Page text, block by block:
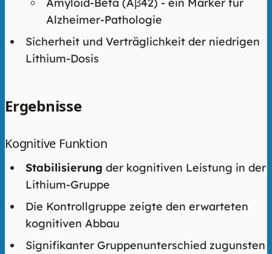
Alzheimer-Pathologie
Sicherheit und Verträglichkeit der niedrigen
Lithium-Dosis
Ergebnisse
Kognitive Funktion
Stabilisierung der kognitiven Leistung in der
Lithium-Gruppe
Die Kontrollgruppe zeigte den erwarteten
kognitiven Abbau
Signifikanter Gruppenunterschied zugunsten